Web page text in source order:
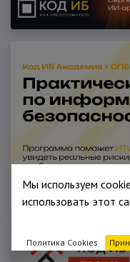
Мы используем
использовать этот
Политика Cookies